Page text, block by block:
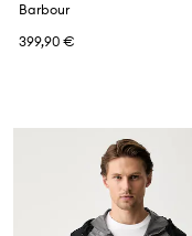
Barbour
399,90 €